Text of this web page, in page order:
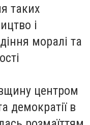
таких
і
моралі та
центром
демократії в